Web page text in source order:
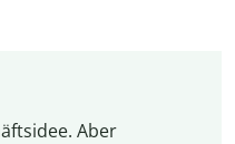
Aber